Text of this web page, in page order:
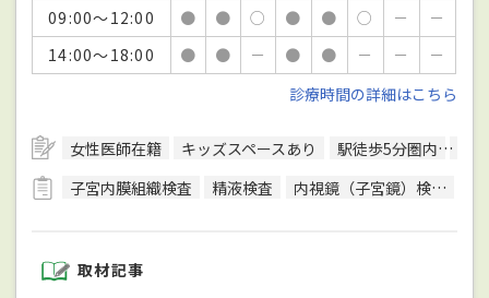
09:00～12:00
● ● ○ ● ● ○ －
－
14:00～18:00
● ● － ● ● － －
－
診療時間の詳細はこちら
女性医師在籍 キッズスペースあり 駅徒歩5分圏内
子宮内膜組織検査
精液検査 内視鏡（子宮鏡）検査
取材記事